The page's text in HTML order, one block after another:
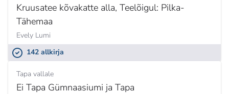
Kruusatee kõvakatte alla, Teelõigul: Pilka-
Tähemaa
Evely Lumi
142 allkirja
Tapa vallale
Ei Tapa Gümnaasiumi ja Tapa